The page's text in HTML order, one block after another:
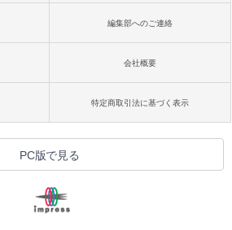
編集部へのご連絡
会社概要
特定商取引法に基づく表示
PC版で見る